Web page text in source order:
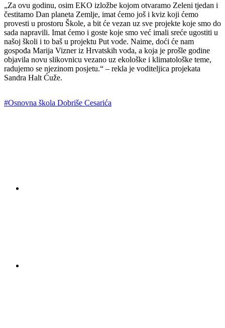
„Za ovu godinu, osim EKO izložbe kojom otvaramo Zeleni tjedan i
čestitamo Dan planeta Zemlje, imat ćemo još i kviz koji ćemo
provesti u prostoru Škole, a bit će vezan uz sve projekte koje smo do
sada napravili. Imat ćemo i goste koje smo već imali sreće ugostiti u
našoj školi i to baš u projektu Put vode. Naime, doći će nam
gospođa Marija Vizner iz Hrvatskih voda, a koja je prošle godine
objavila novu slikovnicu vezano uz ekološke i klimatološke teme,
radujemo se njezinom posjetu.“ – rekla je voditeljica projekata
Sandra Halt Ćuže.
#Osnovna škola Dobriše Cesarića